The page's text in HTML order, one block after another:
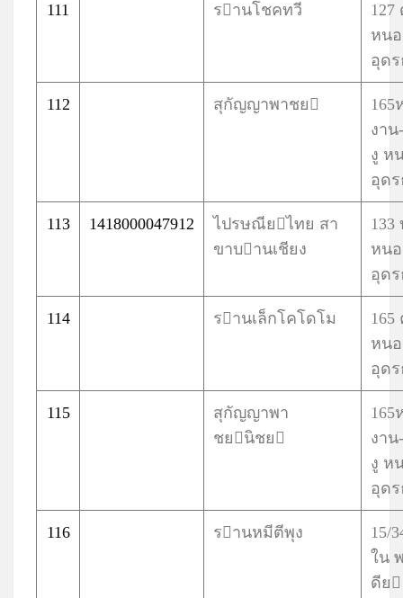
111 รานโชคทวี
หน
อุด
112 สุกัญญาพาชย
165
งา
งู ห
อุด
113 1418000047912
ไปรษณียไทย สา
ขาบานเชียง
133
หน
อุด
114 รานเล็กโคโดโม
165
หน
อุด
115
สุกัญญาพา
ชยนิชย
165
งา
งู ห
อุด
116 รานหมีตีพุง
15/
ใน
ดีย